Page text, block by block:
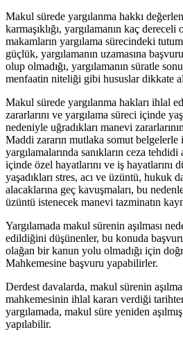
Makul sürede yargılanma hakkı
karmaşıklığı, yargılamanın kaç
makamların yargılama sürecindeki
güçlük, yargılamanın uzamasına
olup olmadığı, yargılamanın süratle
menfaatin niteliği gibi hususlar dikkate
Makul sürede yargılanma hakları ihlal
zararlarını ve yargılama süreci içinde
nedeniyle uğradıkları manevi
Maddi zararın mutlaka somut belgelerle
yargılamalarında sanıkların ceza
içinde özel hayatlarını ve iş hayatlarını
yaşadıkları stres, acı ve üzüntü, hukuk
alacaklarına geç kavuşmaları, bu
üzüntü istenecek manevi tazminatın
Yargılamada makul sürenin aşılması
edildiğini düşünenler, bu konuda
olağan bir kanun yolu olmadığı için
Mahkemesine başvuru yapabilirler.
Derdest davalarda, makul sürenin
mahkemesinin ihlal kararı verdiği
yargılamada, makul süre yeniden
yapılabilir.